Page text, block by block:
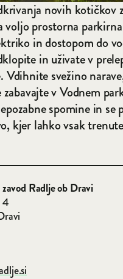
novih kotičkov z
voljo prostorna
in dostopom do
in uživate v
Vdihnite svežino
v Vodnem
spomine in se
kjer lahko vsak
Radlje ob Dravi
4